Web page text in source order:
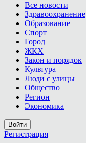
Все новости
Здравоохранение
Образование
Спорт
Город
ЖКХ
Закон и порядок
Культура
Люди с улицы
Общество
Регион
Экономика
Войти
Регистрация